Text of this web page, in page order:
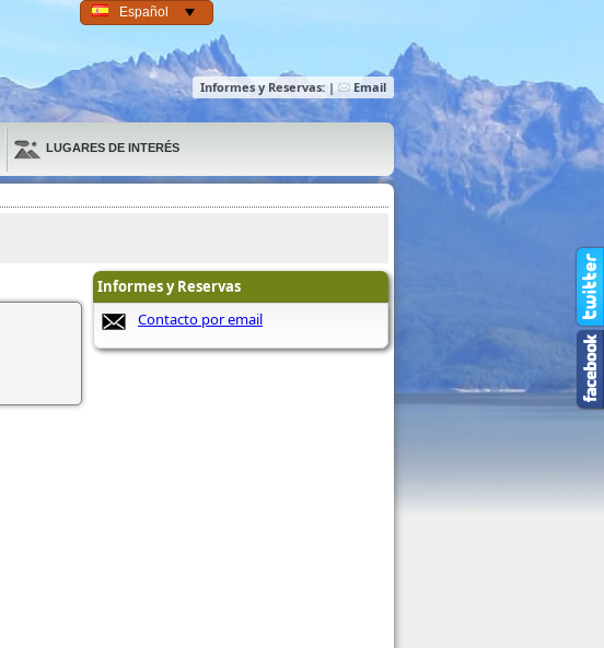
Español
Informes y Reservas: | Email
LUGARES DE INTERÉS
Informes y Reservas
Contacto por email